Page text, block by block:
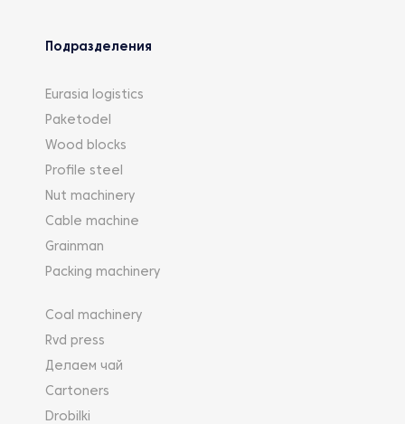
Подразделения
Eurasia logistics
Paketodel
Wood blocks
Profile steel
Nut machinery
Cable machine
Grainman
Packing machinery
Coal machinery
Rvd press
Делаем чай
Cartoners
Drobilki